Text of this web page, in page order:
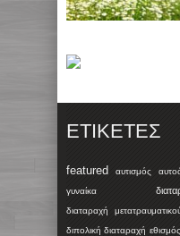
ΕΤΙΚΈΤΕΣ
featured αυτισμός
γυναίκα
διαταραχή
διπολική διαταραχή